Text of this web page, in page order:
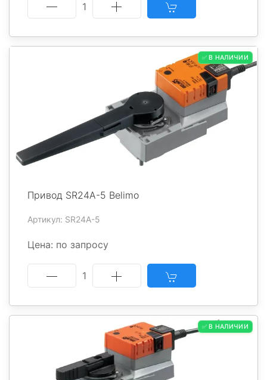
1
✅ В НАЛИЧИИ
Привод SR24A-5 Belimo
Артикул: SR24A-5
Цена: по запросу
1
✅ В НАЛИЧИИ